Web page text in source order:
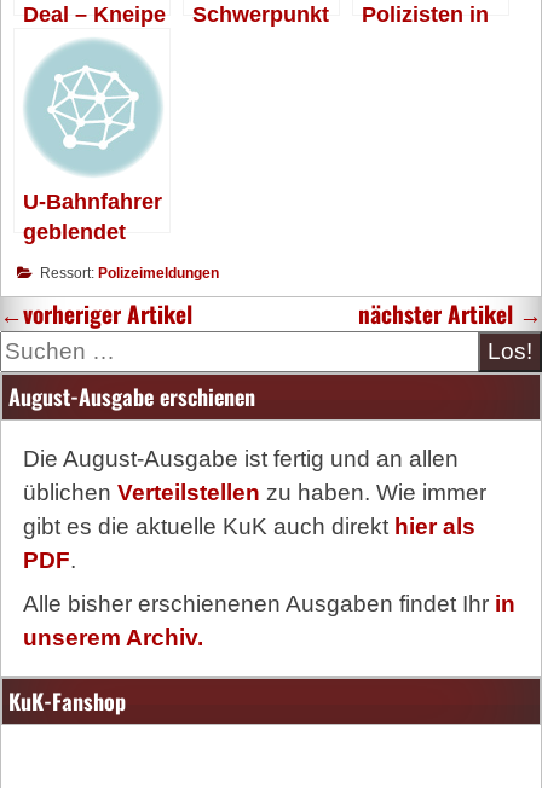
Deal – Kneipe
dicht
Schwerpunkt
Polizisten in
U-Bahnfahrer
geblendet
Ressort: Polizeimeldungen
←vorheriger Artikel nächster Artikel →
Suche
August-Ausgabe erschienen
Die August-Ausgabe ist fertig und an allen
üblichen Verteilstellen zu haben. Wie immer
gibt es die aktuelle KuK auch direkt hier als
PDF.
Alle bisher erschienenen Ausgaben findet Ihr in
unserem Archiv.
KuK-Fanshop